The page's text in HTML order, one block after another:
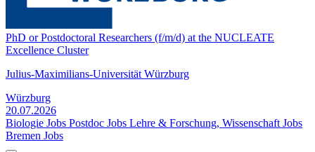
PhD or Postdoctoral Researchers (f/m/d) at the NUCLEATE
Excellence Cluster
Julius-Maximilians-Universität Würzburg
Würzburg
20.07.2026
Biologie Jobs Postdoc Jobs Lehre & Forschung, Wissenschaft Jobs
Bremen Jobs